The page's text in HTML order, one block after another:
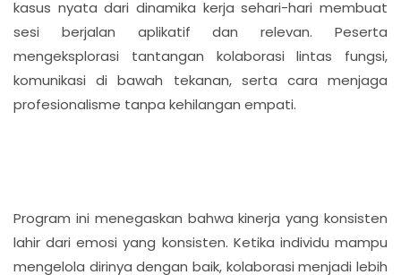
kasus nyata dari dinamika kerja sehari-hari membuat
sesi berjalan aplikatif dan relevan. Peserta
mengeksplorasi tantangan kolaborasi lintas fungsi,
komunikasi di bawah tekanan, serta cara menjaga
profesionalisme tanpa kehilangan empati.
Program ini menegaskan bahwa kinerja yang konsisten
lahir dari emosi yang konsisten. Ketika individu mampu
mengelola dirinya dengan baik, kolaborasi menjadi lebih